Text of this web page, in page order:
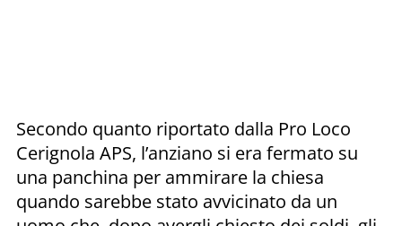
Secondo quanto riportato dalla Pro Loco
Cerignola APS, l’anziano si era fermato su
una panchina per ammirare la chiesa
quando sarebbe stato avvicinato da un